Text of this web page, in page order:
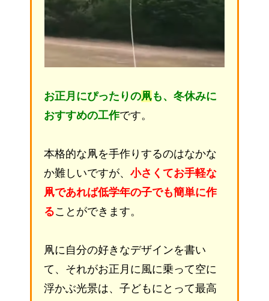
お正月にぴったりの凧も、冬休みに
おすすめの工作です。
本格的な凧を手作りするのはなかな
か難しいですが、 小さくてお手軽な
凧であれば低学年の子でも簡単に作
ることができます。
凧に自分の好きなデザインを書い
て、それがお正月に風に乗って空に
浮かぶ光景は、子どもにとって最高